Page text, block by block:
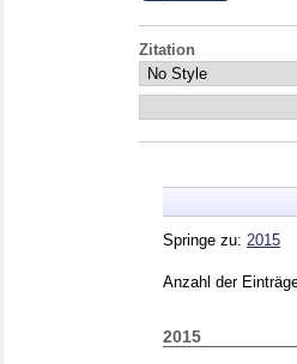
Zitation
Springe zu: 2015
Anzahl der
2015